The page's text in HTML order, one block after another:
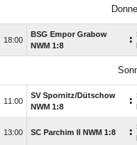

BSG Empor Grabow
NWM 1:8
:

SV Spornitz/​Dütschow
NWM 1:8
:
 SC Parchim II NWM 1:8 :